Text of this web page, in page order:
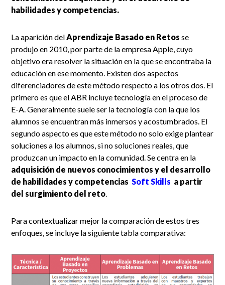
habilidades y competencias.
La aparición del Aprendizaje Basado en Retos se
produjo en 2010, por parte de la empresa Apple, cuyo
objetivo era resolver la situación en la que se encontraba la
educación en ese momento. Existen dos aspectos
diferenciadores de este método respecto a los otros dos. El
primero es que el ABR incluye tecnología en el proceso de
E-A. Generalmente suele ser la tecnología con la que los
alumnos se encuentran más inmersos y acostumbrados. El
segundo aspecto es que este método no solo exige plantear
soluciones a los alumnos, si no soluciones reales, que
produzcan un impacto en la comunidad. Se centra en la
adquisición de nuevos conocimientos y el desarrollo
de habilidades y competencias Soft Skills a partir
del surgimiento del reto
Para contextualizar mejor la comparación de estos tres
enfoques, se incluye la siguiente tabla comparativa: